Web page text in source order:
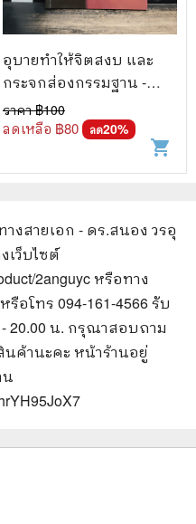
อุบายทำให้จิตสงบ และ
กระจกส่องกรรมฐาน -
ดร.สนอง วรอุไร
ราคา ฿100
ลดเหลือ ฿80 ลด20%
shopping_cart
างสายเอก - ดร.สนอง วรอุ
เว็บไซต์
2anguycหรือทาง
รือโทร 094-161-4566 รับ
20.00 น. กรุณาสอบถาม
นค้านะคะ หน้าร้านอยู่